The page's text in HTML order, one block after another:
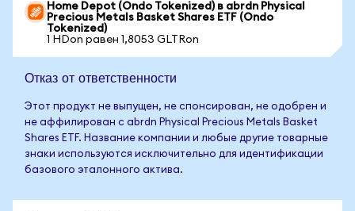
Home Depot (Ondo Tokenized) в abrdn Physical
Precious Metals Basket Shares ETF (Ondo
Tokenized)
1 HDon равен 1,8053 GLTRon
Отказ от ответственности
Этот продукт не выпущен, не спонсирован, не одобрен и
не аффилирован с abrdn Physical Precious Metals Basket
Shares ETF. Название компании и любые другие товарные
знаки используются исключительно для идентификации
базового эталонного актива.